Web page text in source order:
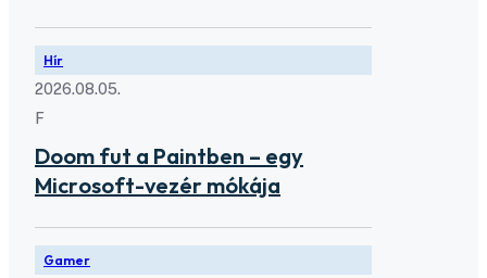
Hír
2026.08.05.
F
Doom fut a Paintben – egy
Microsoft-vezér mókája
Gamer